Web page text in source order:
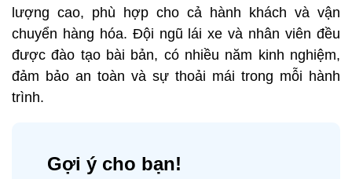
lượng cao, phù hợp cho cả hành khách và vận
chuyển hàng hóa. Đội ngũ lái xe và nhân viên đều
được đào tạo bài bản, có nhiều năm kinh nghiệm,
đảm bảo an toàn và sự thoải mái trong mỗi hành
trình.
Gợi ý cho bạn!